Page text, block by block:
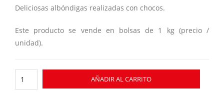
Deliciosas albóndigas realizadas con chocos.
Este producto se vende en bolsas de 1 kg (precio /
unidad).
de
AÑADIR AL CARRITO